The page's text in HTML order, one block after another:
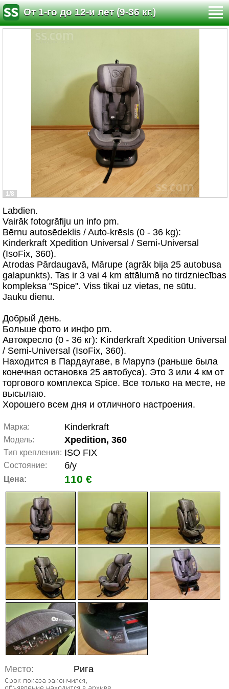
От 1-го до 12-и лет (9-36 кг.)
1/8
Labdien.
Vairāk fotogrāfiju un info pm.
Bērnu autosēdeklis / Auto-krēsls (0 - 36 kg):
Kinderkraft Xpedition Universal / Semi-Universal
(IsoFix, 360).
Atrodas Pārdaugavā, Mārupe (agrāk bija 25 autobusa
galapunkts). Tas ir 3 vai 4 km attālumā no tirdzniecības
kompleksa "Spice". Viss tikai uz vietas, ne sūtu.
Jauku dienu.
Добрый день.
Больше фото и инфо pm.
Автокресло (0 - 36 кг): Kinderkraft Xpedition Universal
/ Semi-Universal (IsoFix, 360).
Находится в Пардаугаве, в Марупэ (раньше была
конечная остановка 25 автобуса). Это 3 или 4 км от
торгового комплекса Spice. Все только на месте, не
высылаю.
Хорошего всем дня и отличного настроения.
Марка: Kinderkraft
Модель: Xpedition, 360
Тип крепления: ISO FIX
Состояние: б/у
Цена: 110 €
Место: Рига